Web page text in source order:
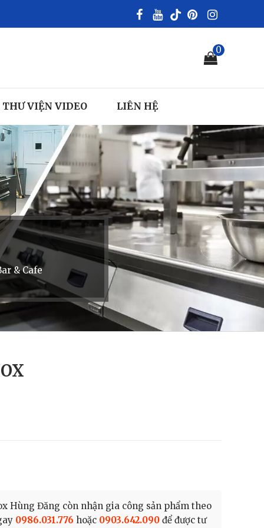
0
THƯ VIỆN VIDEO LIÊN HỆ
& Cafe
Hùng Đăng còn nhận gia công sản phẩm theo
0986.031.776 hoặc 0903.642.090 để được tư